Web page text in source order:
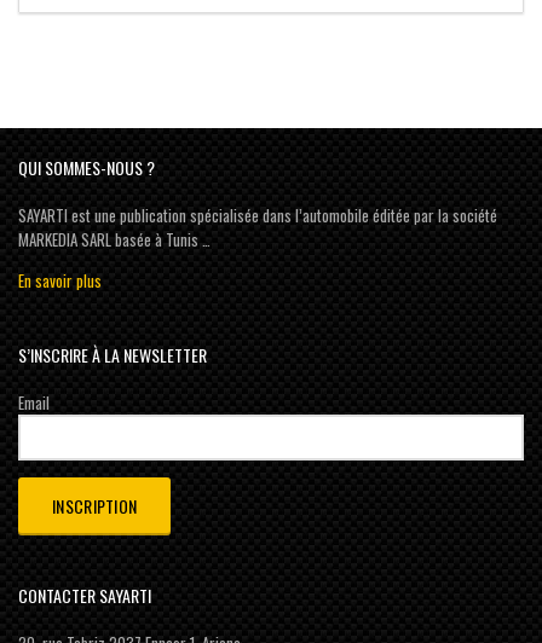
QUI SOMMES-NOUS ?
SAYARTI est une publication spécialisée dans l’automobile éditée par la société
MARKEDIA SARL basée à Tunis …
En savoir plus
S’INSCRIRE À LA NEWSLETTER
Email
CONTACTER SAYARTI